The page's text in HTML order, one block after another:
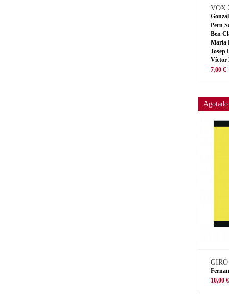
VOX
Peru
Ben
María
Josep
Víctor
7,00 €
Agotado
10,00 €